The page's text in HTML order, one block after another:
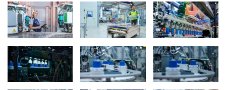
Pour la batterie haute tension Gen6 développée en interne, BMW
Group met en œuvre des processus de production intelligents et
ultramodernes utilisant les technologies les plus récentes. « Pour
la production de nos batteries haute tension, nous poursuivons
une approche cohérente de zéro défaut », explique Markus